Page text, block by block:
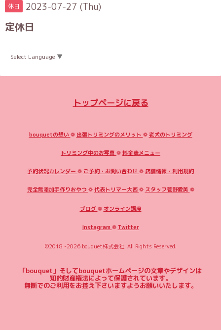
休日 2023-07-27 (Thu)
定休日
Select Language ▼
トップページに戻る
bouquetの想い ❁ 出張トリミングのメリット ❁老犬のトリミング
トリミング中のお写真 ❁料金表メニュー
予約状況カレンダー ❁ ご予約・お問い合わせ ❁ 店舗情報・利用規約
完全無添加手作りおやつ ❁代表トリマー大西❁ スタッフ菅野愛美 ❁
ブログ❁ オンライン講座
Instagram ❁Twitter
©2018 -2026 bouquet株式会社. All Rights Reserved.
「bouquet」そしてbouquetホームページの文章やデザインは
知的財産権法によって保護されています。
無断でのご利用をお控え下さいますようお願いいたします。